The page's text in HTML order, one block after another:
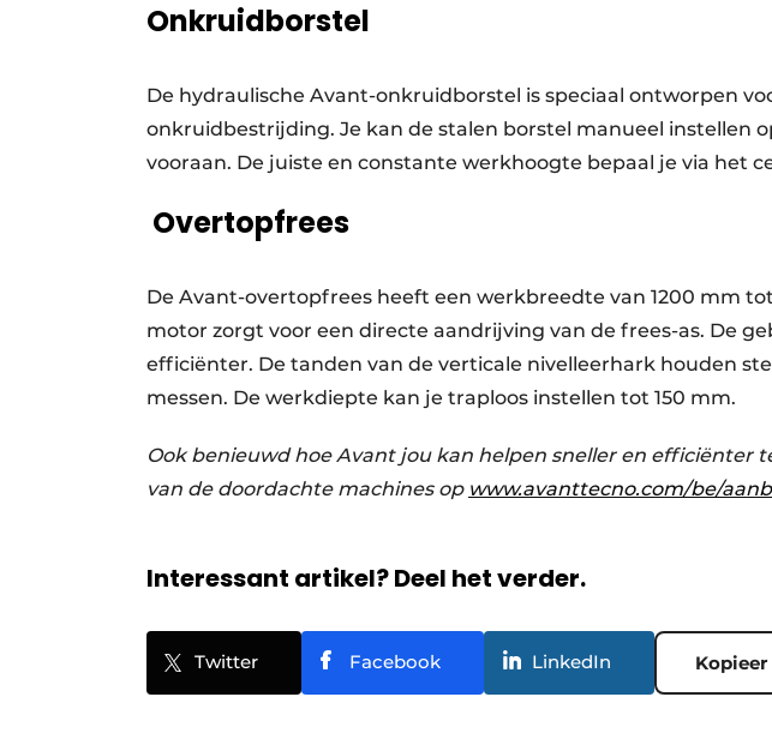
Onkruidborstel
De hydraulische Avant-onkruidborstel is speciaal ontworpen
onkruidbestrijding. Je kan de stalen borstel manueel instellen
vooraan. De juiste en constante werkhoogte bepaal je via het
Overtopfrees
De Avant-overtopfrees heeft een werkbreedte van 1200 mm
motor zorgt voor een directe aandrijving van de frees-as. De
efficiënter. De tanden van de verticale nivelleerhark houden
messen. De werkdiepte kan je traploos instellen tot 150 mm.
Ook benieuwd hoe Avant jou kan helpen sneller en efficiënter
van de doordachte machines op www.avanttecno.com/be/
Interessant artikel? Deel het verder.
Twitter Facebook LinkedIn Kopieer